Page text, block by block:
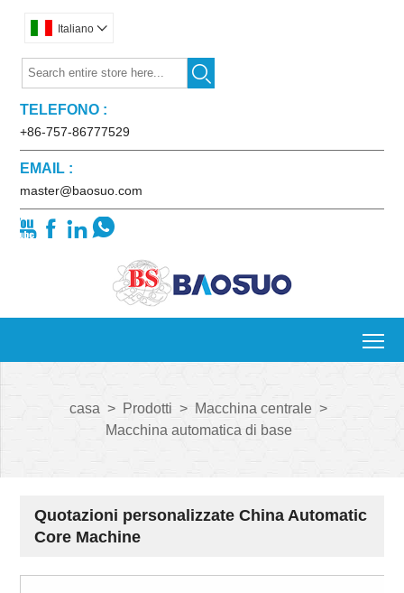
Italiano 

TELEFONO :
+86-757-86777529
EMAIL :
master@baosuo.com
   
casa > Prodotti > Macchina centrale >
Macchina automatica di base
Quotazioni personalizzate China Automatic
Core Machine